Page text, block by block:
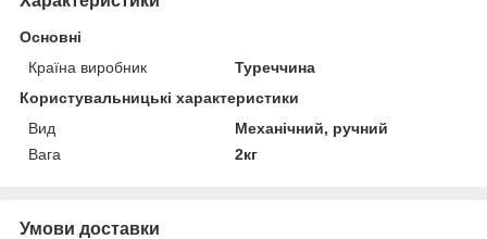
Основні
Країна виробник
Туреччина
Користувальницькі характеристики
Вид
Механічний, ручний
Вага
2кг
Умови доставки